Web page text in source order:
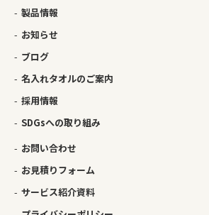
製品情報
お知らせ
ブログ
名入れタオルのご案内
採用情報
SDGsへの取り組み
お問い合わせ
お見積りフォーム
サービス紹介資料